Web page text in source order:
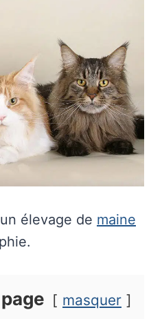
élevage de maine
masquer